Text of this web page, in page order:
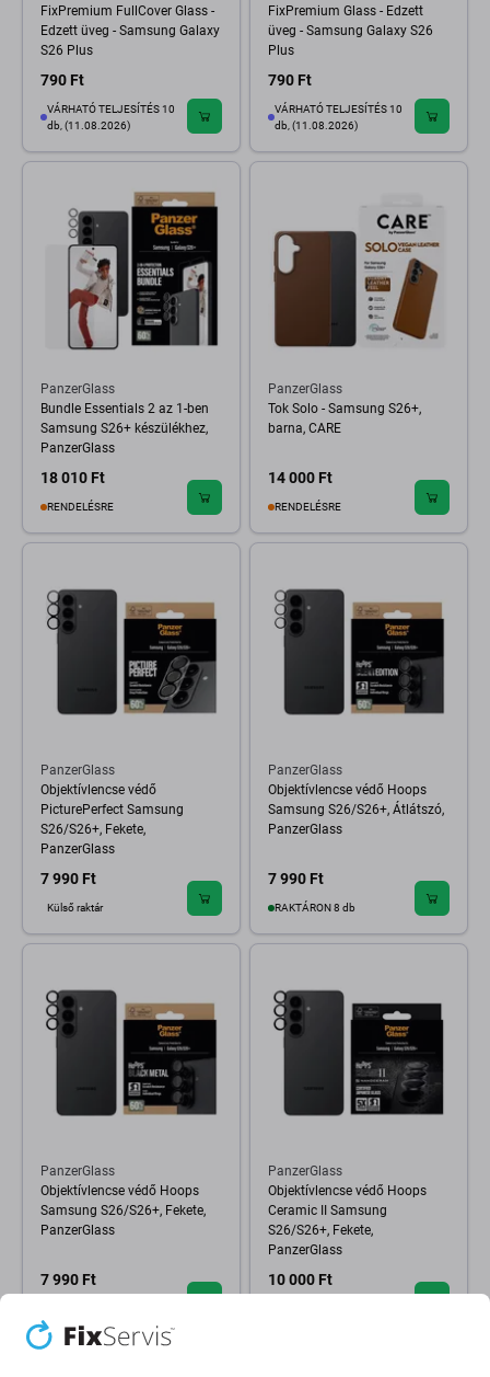
FixPremium FullCover Glass -
Edzett üveg - Samsung Galaxy
S26 Plus
790 Ft
VÁRHATÓ TELJESÍTÉS 10
db, (11.08.2026)
FixPremium Glass - Edzett
üveg - Samsung Galaxy S26
Plus
790 Ft
VÁRHATÓ TELJESÍTÉS 10
db, (11.08.2026)
PanzerGlass
Bundle Essentials 2 az 1-ben
Samsung S26+ készülékhez,
PanzerGlass
18 010 Ft
RENDELÉSRE
PanzerGlass
Tok Solo - Samsung S26+,
barna, CARE
14 000 Ft
RENDELÉSRE
PanzerGlass
Objektívlencse védő
PicturePerfect Samsung
S26/S26+, Fekete,
PanzerGlass
7 990 Ft
Külső raktár
PanzerGlass
Objektívlencse védő Hoops
Samsung S26/S26+, Átlátszó,
PanzerGlass
7 990 Ft
RAKTÁRON 8 db
PanzerGlass
Objektívlencse védő Hoops
Samsung S26/S26+, Fekete,
PanzerGlass
7 990 Ft
PanzerGlass
Objektívlencse védő Hoops
Ceramic II Samsung
S26/S26+, Fekete,
PanzerGlass
10 000 Ft